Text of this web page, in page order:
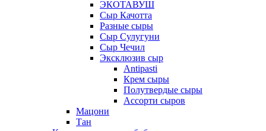
ЭКОТАВУШ
Сыр Качотта
Разные сыры
Сыр Сулугуни
Сыр Чечил
Эксклюзив сыр
Antipasti
Крем сыры
Полутвердые сыры
Ассорти сыров
Мацони
Тан